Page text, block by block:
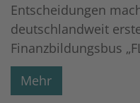
Entscheidungen
deutschlandweit
Finanzbildungsbus
Mehr